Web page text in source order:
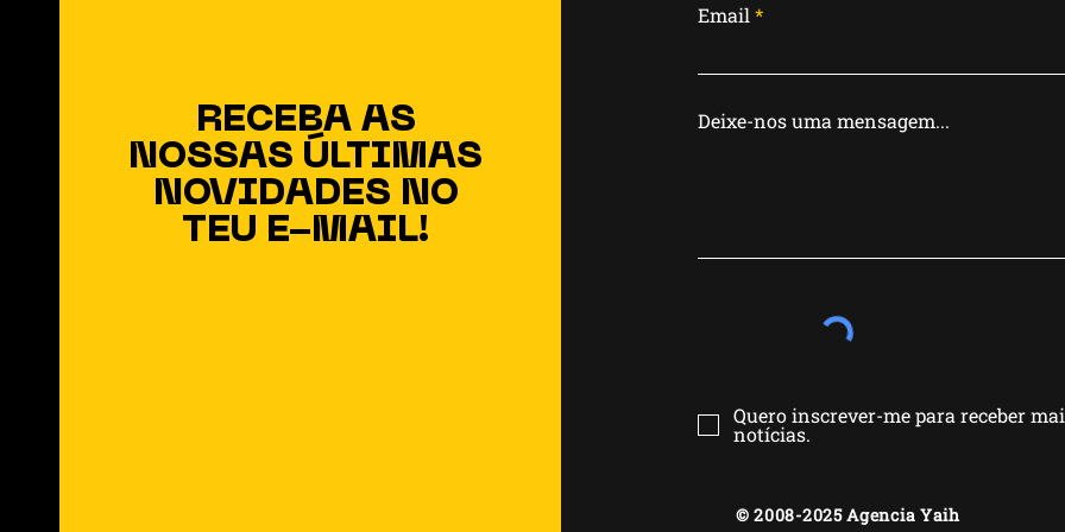
RECEBA AS
NOSSAS ÚLTIMAS
NOVIDADES NO
TEU E-MAIL!
Email
Deixe-nos uma mensagem...
Quero inscrever-me para receber
notícias.
© 2008-2025 Agencia Yaih